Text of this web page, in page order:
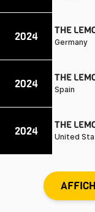
2024 THE
Germany
2024 THE
Spain
2024 THE
United